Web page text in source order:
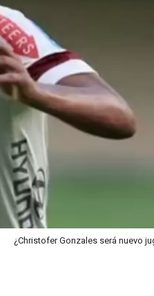
¿Christofer Gonzales será nuevo